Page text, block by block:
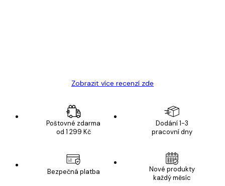
Zobrazit více recenzí zde
Poštovné zdarma
od 1 299 Kč
Dodání 1-3
pracovní dny
Bezpečná platba
Nové produkty
každý měsíc